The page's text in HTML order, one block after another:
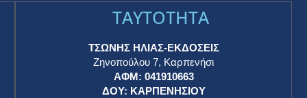
TAYTOTHTA
ΤΣΩΝΗΣ ΗΛΙΑΣ-ΕΚΔΟΣΕΙΣ
Ζηνοπούλου 7, Καρπενήσι
ΑΦΜ: 041910663
ΔΟΥ: ΚΑΡΠΕΝΗΣΙΟΥ